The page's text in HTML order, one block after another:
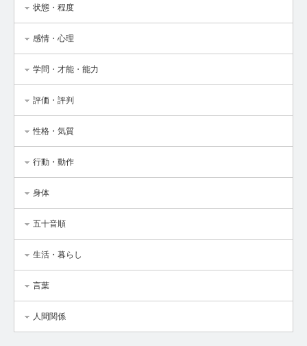
状態・程度
感情・心理
学問・才能・能力
評価・評判
性格・気質
行動・動作
身体
五十音順
生活・暮らし
言葉
人間関係